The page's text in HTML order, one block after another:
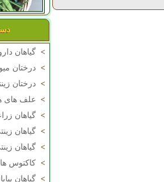
> گیاهان
> درختان
> درختان
> علف های
> گیاهان
> گیاهان
> گیاهان
> کاکتوس ها
> گیاهان